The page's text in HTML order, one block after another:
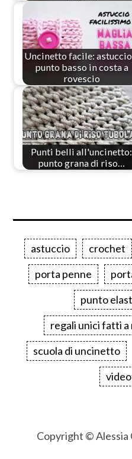
Uncinetto facile: astuccio
punto basso in costa a
rovescio
Punti belli all'uncinetto:
punto grana di riso…
astuccio crochet
porta penne
punto
regali unici fatti a
scuola di uncinetto
Copyright © Alessia